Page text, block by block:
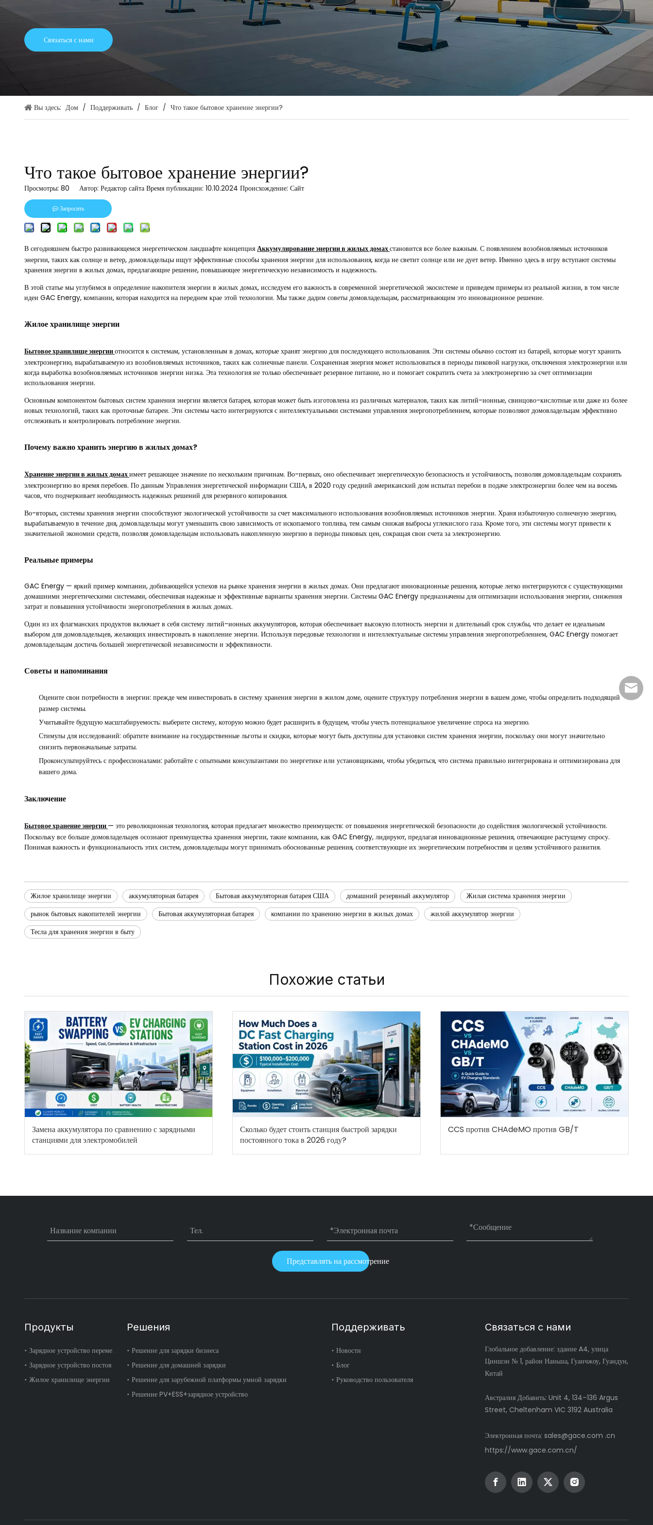
Связаться с нами
Вы здесь: Дом / Поддерживать / Блог / Что такое бытовое хранение энергии?
Что такое бытовое хранение энергии?
Просмотры: 80 Автор: Редактор сайта Время публикации: 10.10.2024 Происхождение: Сайт
Запросить
В сегодняшнем быстро развивающемся энергетическом ландшафте концепция Аккумулирование энергии в жилых домахстановится все более важным. С появлением возобновляемых источников
энергии, таких как солнце и ветер, домовладельцы ищут эффективные способы хранения энергии для использования, когда не светит солнце или не дует ветер. Именно здесь в игру вступают системы
хранения энергии в жилых домах, предлагающие решение, повышающее энергетическую независимость и надежность.
В этой статье мы углубимся в определение накопителя энергии в жилых домах, исследуем его важность в современной энергетической экосистеме и приведем примеры из реальной жизни, в том числе
идеи GAC Energy, компании, которая находится на переднем крае этой технологии. Мы также дадим советы домовладельцам, рассматривающим это инновационное решение.
Жилое хранилище энергии
Бытовое хранилище энергииотносится к системам, установленным в домах, которые хранят энергию для последующего использования. Эти системы обычно состоят из батарей, которые могут хранить
электроэнергию, вырабатываемую из возобновляемых источников, таких как солнечные панели. Сохраненная энергия может использоваться в периоды пиковой нагрузки, отключения электроэнергии или
когда выработка возобновляемых источников энергии низка. Эта технология не только обеспечивает резервное питание, но и помогает сократить счета за электроэнергию за счет оптимизации
использования энергии.
Основным компонентом бытовых систем хранения энергии является батарея, которая может быть изготовлена ​​из различных материалов, таких как литий-ионные, свинцово-кислотные или даже из более
новых технологий, таких как проточные батареи. Эти системы часто интегрируются с интеллектуальными системами управления энергопотреблением, которые позволяют домовладельцам эффективно
отслеживать и контролировать потребление энергии.
Почему важно хранить энергию в жилых домах?
Хранение энергии в жилых домахимеет решающее значение по нескольким причинам. Во-первых, оно обеспечивает энергетическую безопасность и устойчивость, позволяя домовладельцам сохранять
электроэнергию во время перебоев. По данным Управления энергетической информации США, в 2020 году средний американский дом испытал перебои в подаче электроэнергии более чем на восемь
часов, что подчеркивает необходимость надежных решений для резервного копирования.
Во-вторых, системы хранения энергии способствуют экологической устойчивости за счет максимального использования возобновляемых источников энергии. Храня избыточную солнечную энергию,
вырабатываемую в течение дня, домовладельцы могут уменьшить свою зависимость от ископаемого топлива, тем самым снижая выбросы углекислого газа. Кроме того, эти системы могут привести к
значительной экономии средств, позволяя домовладельцам использовать накопленную энергию в периоды пиковых цен, сокращая свои счета за электроэнергию.
Реальные примеры
GAC Energy — яркий пример компании, добивающейся успехов на рынке хранения энергии в жилых домах. Они предлагают инновационные решения, которые легко интегрируются с существующими
домашними энергетическими системами, обеспечивая надежные и эффективные варианты хранения энергии. Системы GAC Energy предназначены для оптимизации использования энергии, снижения
затрат и повышения устойчивости энергопотребления в жилых домах.
Один из их флагманских продуктов включает в себя систему литий-ионных аккумуляторов, которая обеспечивает высокую плотность энергии и длительный срок службы, что делает ее идеальным
выбором для домовладельцев, желающих инвестировать в накопление энергии. Используя передовые технологии и интеллектуальные системы управления энергопотреблением, GAC Energy помогает
домовладельцам достичь большей энергетической независимости и эффективности.
Советы и напоминания
Оцените свои потребности в энергии: прежде чем инвестировать в систему хранения энергии в жилом доме, оцените структуру потребления энергии в вашем доме, чтобы определить подходящий
размер системы.
Учитывайте будущую масштабируемость: выберите систему, которую можно будет расширить в будущем, чтобы учесть потенциальное увеличение спроса на энергию.
Стимулы для исследований: обратите внимание на государственные льготы и скидки, которые могут быть доступны для установки систем хранения энергии, поскольку они могут значительно
снизить первоначальные затраты.
Проконсультируйтесь с профессионалами: работайте с опытными консультантами по энергетике или установщиками, чтобы убедиться, что система правильно интегрирована и оптимизирована для
вашего дома.
Заключение
Бытовое хранение энергии — это революционная технология, которая предлагает множество преимуществ: от повышения энергетической безопасности до содействия экологической устойчивости.
Поскольку все больше домовладельцев осознают преимущества хранения энергии, такие компании, как GAC Energy, лидируют, предлагая инновационные решения, отвечающие растущему спросу.
Понимая важность и функциональность этих систем, домовладельцы могут принимать обоснованные решения, соответствующие их энергетическим потребностям и целям устойчивого развития.
Жилое хранилище энергии аккумуляторная батарея Бытовая аккумуляторная батарея США домашний резервный аккумулятор
Жилая система хранения энергии
рынок бытовых накопителей энергии
Бытовая аккумуляторная батарея компании по хранению энергии в жилых домах
жилой аккумулятор энергии
Тесла для хранения энергии в быту
Похожие статьи
Замена аккумулятора по сравнению с зарядными
станциями для электромобилей
Сколько будет стоить станция быстрой зарядки
постоянного тока в 2026 году?
CCS против CHAdeMO против GB/T
Представлять на рассмотрение
Продукты
Жилое хранилище энергии
Решения
Решение для зарядки бизнеса
Решение для домашней зарядки
Решение для зарубежной платформы умной зарядки
Решение PV+ESS+зарядное устройство
Поддерживать
Новости
Блог
Руководство пользователя
Связаться с нами
Глобальное добавление: здание A4, улица
Циншэн № 1, район Наньша, Гуанчжоу, Гуандун,
Китай
Австралия Добавить: Unit 4, 134–136 Argus
Street, Cheltenham VIC 3192 Australia
Электронная почта: sales@gace.com .cn
https://www.gace.com.cn/